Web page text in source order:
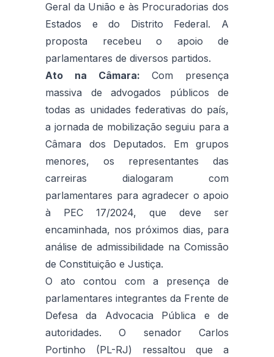
Geral da União e às Procuradorias dos
Estados e do Distrito Federal. A
proposta recebeu o apoio de
parlamentares de diversos partidos.
Ato na Câmara: Com presença
massiva de advogados públicos de
todas as unidades federativas do país,
a jornada de mobilização seguiu para a
Câmara dos Deputados. Em grupos
menores, os representantes das
carreiras dialogaram com
parlamentares para agradecer o apoio
à PEC 17/2024, que deve ser
encaminhada, nos próximos dias, para
análise de admissibilidade na Comissão
de Constituição e Justiça.
O ato contou com a presença de
parlamentares integrantes da Frente de
Defesa da Advocacia Pública e de
autoridades. O senador Carlos
Portinho (PL-RJ) ressaltou que a